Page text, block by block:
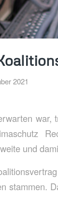
2021
war,
und
stammen.